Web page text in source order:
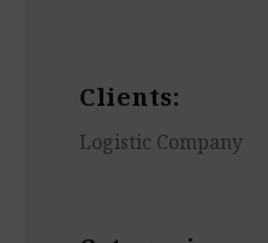
Clients:
Logistic Company